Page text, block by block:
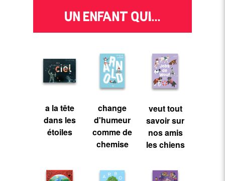
UN ENFANT QUI...
a la tête
dans les
étoiles
change
d'humeur
comme de
chemise
veut tout
savoir sur
nos amis
les chiens